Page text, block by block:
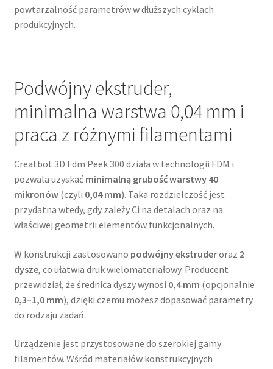
powtarzalność parametrów w dłuższych cyklach
produkcyjnych.
Podwójny ekstruder,
minimalna warstwa 0,04 mm i
praca z różnymi filamentami
Creatbot 3D Fdm Peek 300 działa w technologii FDM i
pozwala uzyskać minimalną grubość warstwy 40
mikronów(czyli 0,04 mm). Taka rozdzielczość jest
przydatna wtedy, gdy zależy Ci na detalach oraz na
właściwej geometrii elementów funkcjonalnych.
W konstrukcji zastosowano podwójny ekstruderoraz 2
dysze, co ułatwia druk wielomateriałowy. Producent
przewidział, że średnica dyszy wynosi 0,4 mm (opcjonalnie
0,3–1,0 mm), dzięki czemu możesz dopasować parametry
do rodzaju zadań.
Urządzenie jest przystosowane do szerokiej gamy
filamentów. Wśród materiałów konstrukcyjnych